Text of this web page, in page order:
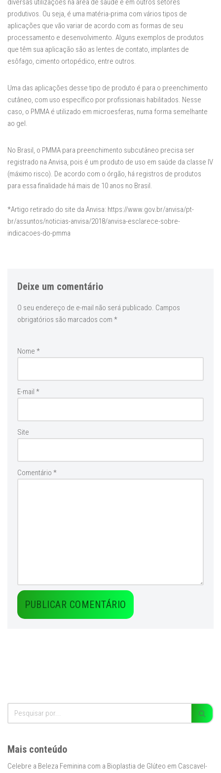
diversas utilizações na área de saúde e em outros setores
produtivos. Ou seja, é uma matéria-prima com vários tipos de
aplicações que vão variar de acordo com as formas de seu
processamento e desenvolvimento. Alguns exemplos de produtos
que têm sua aplicação são as lentes de contato, implantes de
esôfago, cimento ortopédico, entre outros.
Uma das aplicações desse tipo de produto é para o preenchimento
cutâneo, com uso específico por profissionais habilitados. Nesse
caso, o PMMA é utilizado em microesferas, numa forma semelhante
ao gel.
No Brasil, o PMMA para preenchimento subcutâneo precisa ser
registrado na Anvisa, pois é um produto de uso em saúde da classe IV
(máximo risco). De acordo com o órgão, há registros de produtos
para essa finalidade há mais de 10 anos no Brasil.
*Artigo retirado do site da Anvisa: https://www.gov.br/anvisa/pt-
br/assuntos/noticias-anvisa/2018/anvisa-esclarece-sobre-
indicacoes-do-pmma
Deixe um comentário
O seu endereço de e-mail não será publicado. Campos
obrigatórios são marcados com *
Nome *
E-mail *
Site
Comentário *
Mais conteúdo
Celebre a Beleza Feminina com a Bioplastia de Glúteo em Cascavel-